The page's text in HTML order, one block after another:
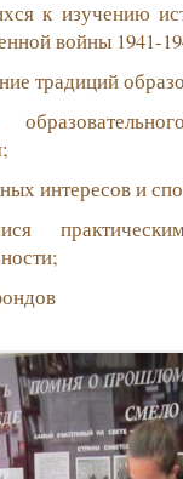
к изучению
войны 1941-
традиций
интересов и